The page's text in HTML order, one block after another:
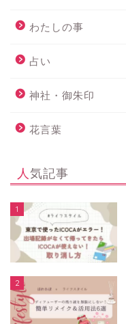
わたしの事
占い
神社・御朱印
花言葉
人気記事
1
2